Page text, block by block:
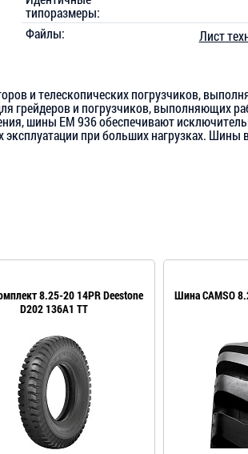
типоразмеры:
Файлы:
Лист
и телескопических погрузчиков,
грейдеров и погрузчиков, выполняющих
шины EM 936 обеспечивают
при больших нагрузках.
8.25-20 14PR Deestone
D202 136A1 TT
Шина CAMSO